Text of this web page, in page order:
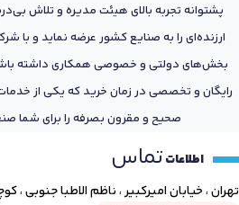
پشتوانه تجربه بالای هیئت مدیره و تلاش
ارزنده‌ای را به صنایع کشور عرضه نماید و
بخش‌های دولتی و خصوصی همکاری داشته
رایگان و تخصصی در زمان خرید که یکی از
صحیح و مقرون بصرفه را برای شما
اطلاعاتتماس
تهران ، خیابان امیرکبیر ، ناظم الاطبا جنوبی ، کوچه